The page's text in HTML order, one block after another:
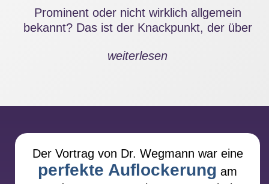
Prominent oder nicht wirklich allgemein
bekannt? Das ist der Knackpunkt, der über
Die Spannweite der Honorare ist hierbei
Namhafte Kabarettisten kosten oft mehr als
15.000 €, manche sogar bis zu 100.000 €.
Wer einen Star auf seiner Party haben will,
muss ganz schön tief in die Tasche greifen.
weiterlesen
Der Vortrag von Dr. Wegmann war eine
perfekte Auflockerung am